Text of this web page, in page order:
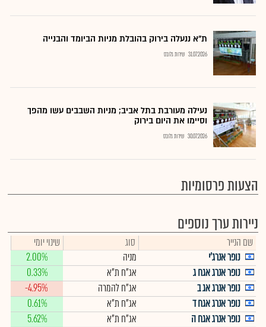
ת"א ננעלה בירוק בהובלת מניות הביומד והבנייה
31.07.2026 שירות גלובס
נעילה מעורבת בתל אביב; מניות השבבים עשו מהפך
וסיימו את היום בירוק
30.07.2026 שירות גלובס
הצעות פרסומיות
ניירות ערך נוספים
שם הנייר סוג
שינוי יומי
נופר אנרג'י
מניה
2.00%
נופר אנרג אגח ג
אג"ח ת"א
0.33%
נופר אנרג אג ב
אג"ח להמרה
-4.95%
נופר אנרג אגח ד
אג"ח ת"א
0.61%
נופר אנרג אגח ה
אג"ח ת"א 5.62%